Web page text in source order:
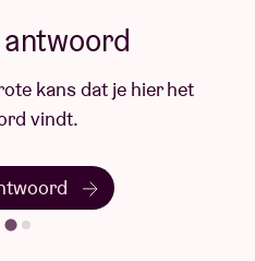
kans dat je hier het
vindt.